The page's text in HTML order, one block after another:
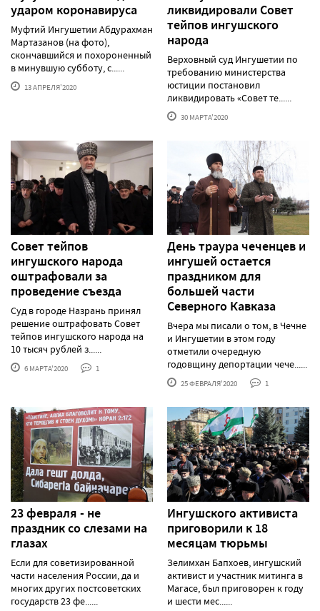
ударом коронавируса
Муфтий Ингушетии Абдурахман
Мартазанов (на фото),
скончавшийся и похороненный
в минувшую субботу, с......
13 АПРЕЛЯ'2020
ликвидировали Совет
тейпов ингушского
народа
Верховный суд Ингушетии по
требованию министерства
юстиции постановил
ликвидировать «Совет те......
30 МАРТА'2020
Совет тейпов
ингушского народа
оштрафовали за
проведение съезда
Суд в городе Назрань принял
решение оштрафовать Совет
тейпов ингушского народа на
10 тысяч рублей з......
6 МАРТА'2020 1
День траура чеченцев и
ингушей остается
праздником для
большей части
Северного Кавказа
Вчера мы писали о том, в Чечне
и Ингушетии в этом году
отметили очередную
годовщину депортации чече......
25 ФЕВРАЛЯ'2020 1
23 февраля - не
праздник со слезами на
глазах
Если для советизированной
части населения России, да и
многих других постсоветских
государств 23 фе......
Ингушского активиста
приговорили к 18
месяцам тюрьмы
Зелимхан Бапхоев, ингушский
активист и участник митинга в
Магасе, был приговорен к году
и шести мес......